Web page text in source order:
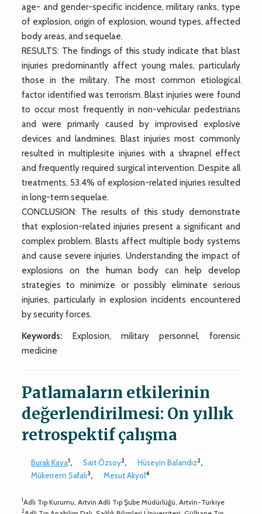
age- and gender-specific incidence, military ranks, type
of explosion, origin of explosion, wound types, affected
body areas, and sequelae.
RESULTS: The findings of this study indicate that blast
injuries predominantly affect young males, particularly
those in the military. The most common etiological
factor identified was terrorism. Blast injuries were found
to occur most frequently in non-vehicular pedestrians
and were primarily caused by improvised explosive
devices and landmines. Blast injuries most commonly
resulted in multiplesite injuries with a shrapnel effect
and frequently required surgical intervention. Despite all
treatments, 53.4% of explosion-related injuries resulted
in long-term sequelae.
CONCLUSION: The results of this study demonstrate
that explosion-related injuries present a significant and
complex problem. Blasts affect multiple body systems
and cause severe injuries. Understanding the impact of
explosions on the human body can help develop
strategies to minimize or possibly eliminate serious
injuries, particularly in explosion incidents encountered
by security forces.
Keywords: Explosion, military personnel, forensic
medicine
Patlamaların etkilerinin
değerlendirilmesi: On yıllık
retrospektif çalışma
Burak Kaya1, Sait Özsoy2, Hüseyin Balandız2,
Mükerrem Safalı3, Mesut Akyol4
1Adli Tıp Kurumu, Artvin Adli Tıp Şube Müdürlüğü, Artvin-Türkiye
2